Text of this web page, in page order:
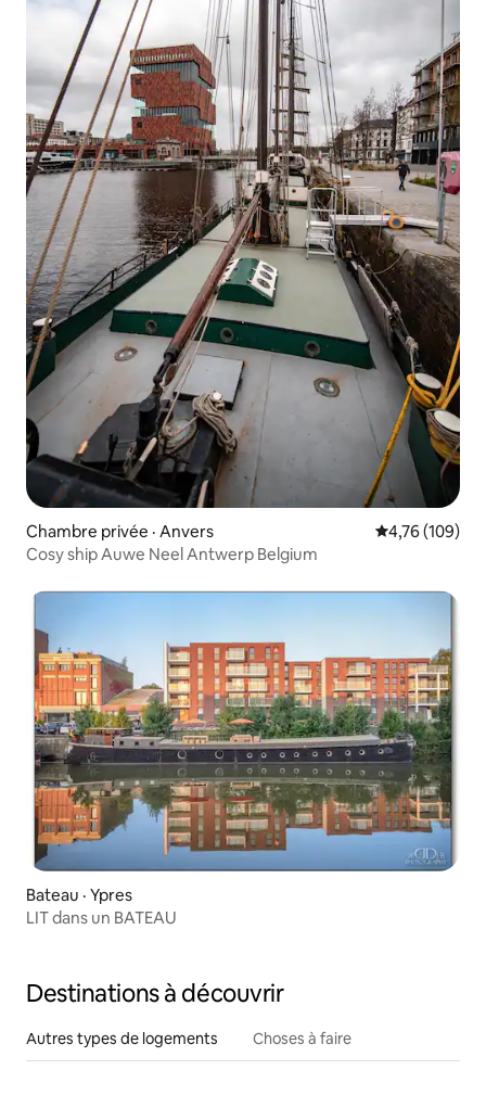
Chambre privée · Anvers Note
4,76 (109)
Cosy ship Auwe Neel Antwerp Belgium
Bateau · Ypres
LIT dans un BATEAU
Destinations à découvrir
Autres types de logements Choses à faire